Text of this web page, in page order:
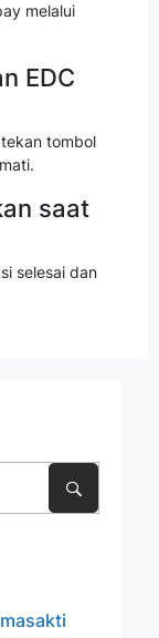
melalui
EDC
tombol
saat
selesai dan